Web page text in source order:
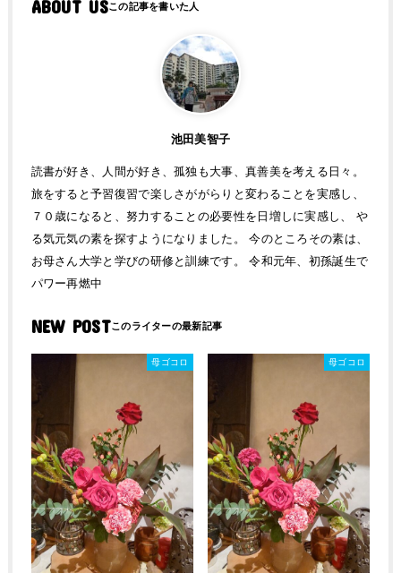
ABOUT US
池田美智子
読書が好き、人間が好き、孤独も大事、真善美を考える日々。
旅をすると予習復習で楽しさががらりと変わることを実感し、
７０歳になると、努力することの必要性を日増しに実感し、 や
る気元気の素を探すようになりました。 今のところその素は、
お母さん大学と学びの研修と訓練です。 令和元年、初孫誕生で
パワー再燃中
NEW POST
母ゴコロ 母ゴコロ